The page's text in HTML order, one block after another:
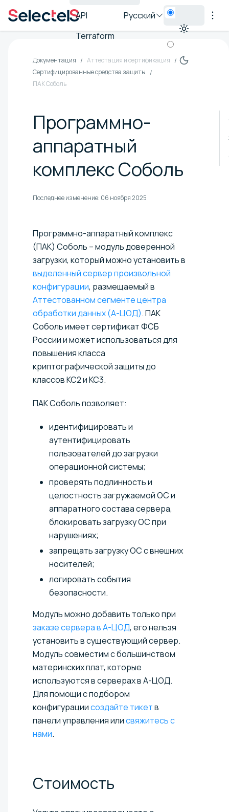
API
Terraform
Русский
Документация
Аттестация и сертификация
Сертифицированные средства защиты
ПАК Соболь
Программно-
аппаратный
комплекс Соболь
Последнее изменение: 06 ноября 2025
Программно-аппаратный комплекс
(ПАК) Соболь – модуль доверенной
загрузки, который можно установить в
выделенный сервер произвольной
конфигурации, размещаемый в
Аттестованном сегменте центра
обработки данных (А-ЦОД). ПАК
Соболь имеет сертификат ФСБ
России и может использоваться для
повышения класса
криптографической защиты до
классов КС2 и КС3.
ПАК Соболь позволяет:
идентифицировать и
аутентифицировать
пользователей до загрузки
операционной системы;
проверять подлинность и
целостность загружаемой ОС и
аппаратного состава сервера,
блокировать загрузку ОС при
нарушениях;
запрещать загрузку ОС с внешних
носителей;
логировать события
безопасности.
Модуль можно добавить только при
заказе сервера в А-ЦОД, его нельзя
установить в существующий сервер.
Модуль совместим с большинством
материнских плат, которые
используются в серверах в А-ЦОД.
Для помощи с подбором
конфигурациисоздайте тикетв
панели управления илисвяжитесь с
нами.
Стоимость